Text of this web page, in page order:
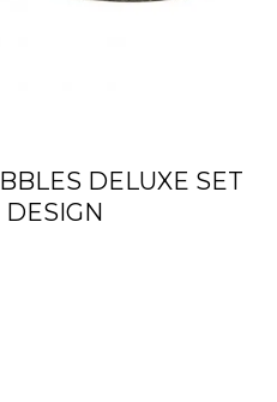
DELUXE SET